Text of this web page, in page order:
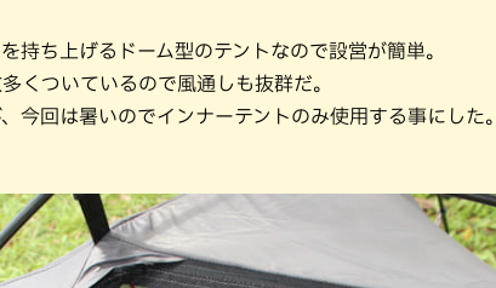
持ち上げるドーム型のテントなので設営が簡単。
くついているので風通しも抜群だ。
今回は暑いのでインナーテントのみ使用する事にした。